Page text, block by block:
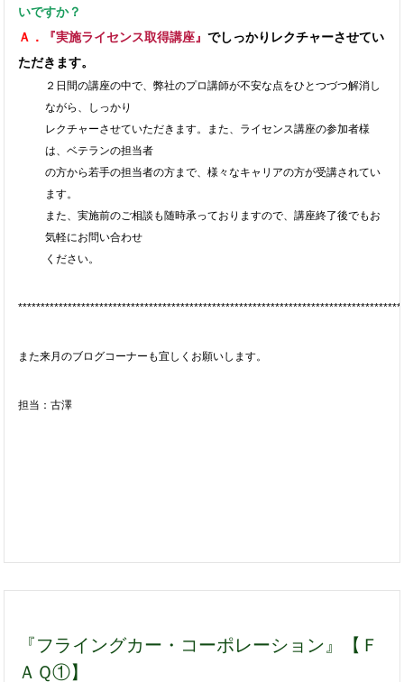
いですか？
Ａ．
『実施ライセンス取得講座』でしっかりレクチャーさせてい
ただきます。
２日間の講座の中で、弊社のプロ講師が不安な点をひとつづつ解消し
ながら、しっかり
レクチャーさせていただきます。また、ライセンス講座の参加者様
は、ベテランの担当者
の方から若手の担当者の方まで、様々なキャリアの方が受講されてい
ます。
また、実施前のご相談も随時承っておりますので、講座終了後でもお
気軽にお問い合わせ
ください。
*************************************************************************************
また来月のブログコーナーも宜しくお願いします。
担当：古澤
『フライングカー・コーポレーション』【Ｆ
ＡＱ①】